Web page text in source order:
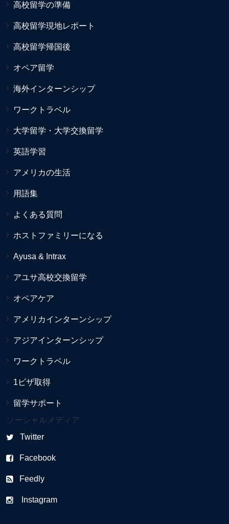
高校留学の準備
高校留学現地レポート
高校留学帰国後
オペア留学
海外インターンシップ
ワークトラベル
大学留学・大学交換留学
英語学習
アメリカの生活
用語集
よくある質問
ホストファミリーになる
Ayusa & Intrax
アユサ高校交換留学
オペアケア
アメリカインターンシップ
アジアインターンシップ
ワークトラベル
1ビザ取得
留学サポート
ソーシャルメディア
Twitter
Facebook
Feedly
Instagram